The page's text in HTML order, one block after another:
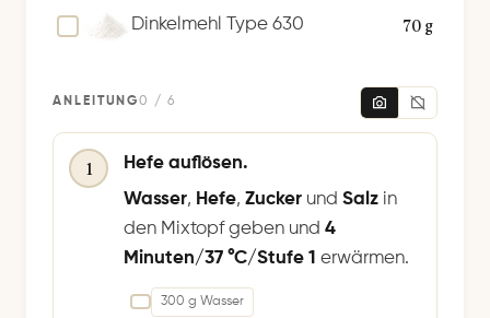
70 g
Dinkelmehl Type 630
ANLEITUNG0 / 6
1
Hefe auflösen.
Wasser, Hefe, Zucker und Salz in
den Mixtopf geben und 4
Minuten/37 °C/Stufe 1 erwärmen.
300 g Wasser